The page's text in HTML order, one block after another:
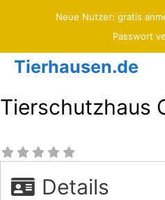
Neue Nutzer: gratis
Passwort
Tierhausen.de
Tierschutzhaus
Details